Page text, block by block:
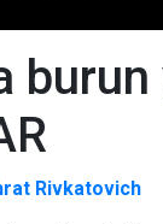
Rivkatovich